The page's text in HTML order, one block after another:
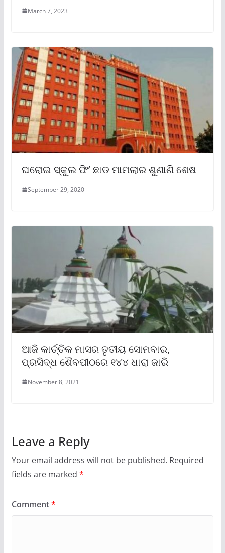
March 7, 2023
ଘରୋଇ ସ୍କୁଲ ଫି’ ଛାଡ ମାମଲାର ଶୁଣାଣି ଶେଷ
September 29, 2020
ଆଜି କାର୍ତ୍ତିକ ମାସର ତୃତୀୟ ସୋମବାର,
ପ୍ରସିଦ୍ଧ ଶୈବପୀଠରେ ୧୪୪ ଧାରା ଜାରି
November 8, 2021
Leave a Reply
Your email address will not be published. Required
fields are marked *
Comment*